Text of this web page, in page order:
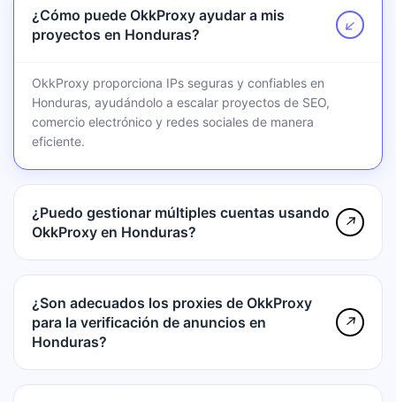
¿Cómo puede OkkProxy ayudar a mis
proyectos en Honduras?
↗
OkkProxy proporciona IPs seguras y confiables en
Honduras, ayudándolo a escalar proyectos de SEO,
comercio electrónico y redes sociales de manera
eficiente.
¿Puedo gestionar múltiples cuentas usando
OkkProxy en Honduras?
↗
¿Son adecuados los proxies de OkkProxy
para la verificación de anuncios en
Honduras?
↗